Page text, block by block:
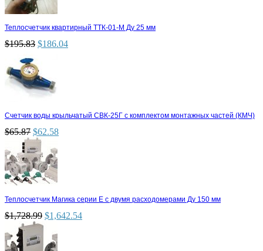
Теплосчетчик квартирный ТТК-01-М Ду 25 мм
$195.83 $186.04
Счетчик воды крыльчатый СВК-25Г с комплектом монтажных частей (КМЧ)
$65.87 $62.58
Теплосчетчик Магика серии Е с двумя расходомерами Ду 150 мм
$1,728.99 $1,642.54